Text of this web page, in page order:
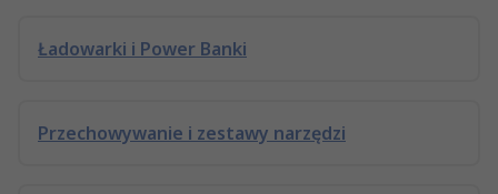
Ładowarki i Power Banki
Przechowywanie i zestawy narzędzi